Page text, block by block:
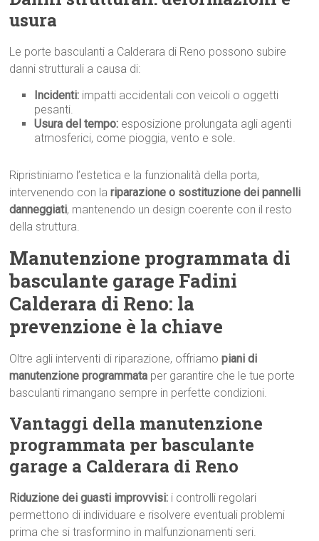
usura
Le porte basculanti a Calderara di Reno possono subire
danni strutturali a causa di:
Incidenti: impatti accidentali con veicoli o oggetti
pesanti.
Usura del tempo: esposizione prolungata agli agenti
atmosferici, come pioggia, vento e sole.
Ripristiniamo l’estetica e la funzionalità della porta,
intervenendo con lariparazione o sostituzione dei pannelli
danneggiati, mantenendo un design coerente con il resto
della struttura.
Manutenzione programmata di
basculante garage Fadini
Calderara di Reno: la
prevenzione è la chiave
Oltre agli interventi di riparazione, offriamopiani di
manutenzione programmata per garantire che le tue porte
basculanti rimangano sempre in perfette condizioni.
Vantaggi della manutenzione
programmata per basculante
garage a Calderara di Reno
Riduzione dei guasti improvvisi: i controlli regolari
permettono di individuare e risolvere eventuali problemi
prima che si trasformino in malfunzionamenti seri.